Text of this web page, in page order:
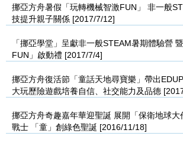
挪亞方舟暑假「玩轉機械智激FUN」 非一般
技提升親子關係 [2017/7/12]
「挪亞學堂」呈獻非一般STEAM暑期體驗營
FUN」啟動禮 [2017/7/4]
挪亞方舟復活節「童話天地尋寶樂」帶出
大玩歷險遊戲培養自信、社交能力及品德
挪亞方舟奇趣嘉年華迎聖誕 展開「保衛地球大
戰士 「童」創綠色聖誕 [2016/11/18]